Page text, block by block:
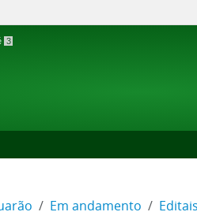
3
Em andamento